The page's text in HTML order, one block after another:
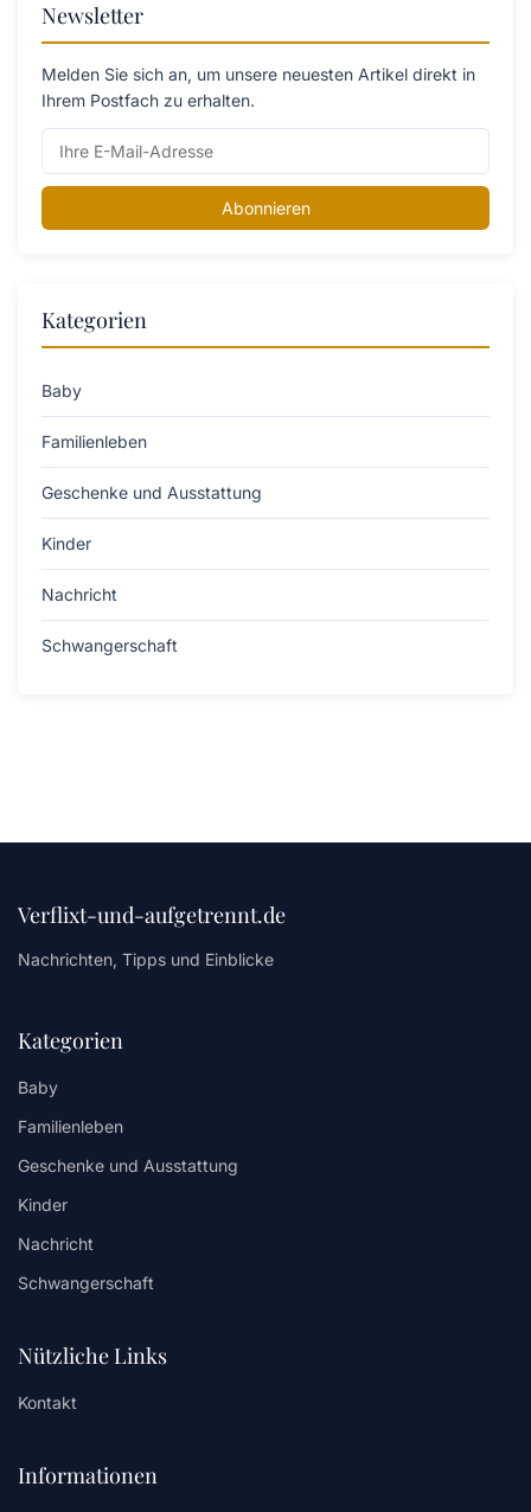
Newsletter
Melden Sie sich an, um unsere neuesten Artikel direkt in
Ihrem Postfach zu erhalten.
Abonnieren
Kategorien
Baby
Familienleben
Geschenke und Ausstattung
Kinder
Nachricht
Schwangerschaft
Verflixt-und-aufgetrennt.de
Nachrichten, Tipps und Einblicke
Kategorien
Baby
Familienleben
Geschenke und Ausstattung
Kinder
Nachricht
Schwangerschaft
Nützliche Links
Kontakt
Informationen